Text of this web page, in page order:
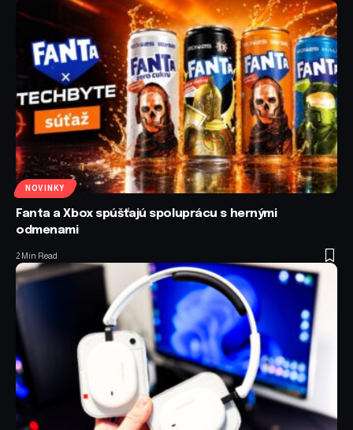
NOVINKY
Fanta a Xbox spúšťajú spoluprácu s hernými
odmenami
2 Min Read